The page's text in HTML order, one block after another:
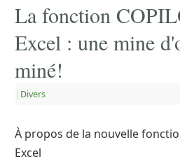
La fonction
Excel : une mine
miné!
| Divers
À propos de la nouvelle
Excel